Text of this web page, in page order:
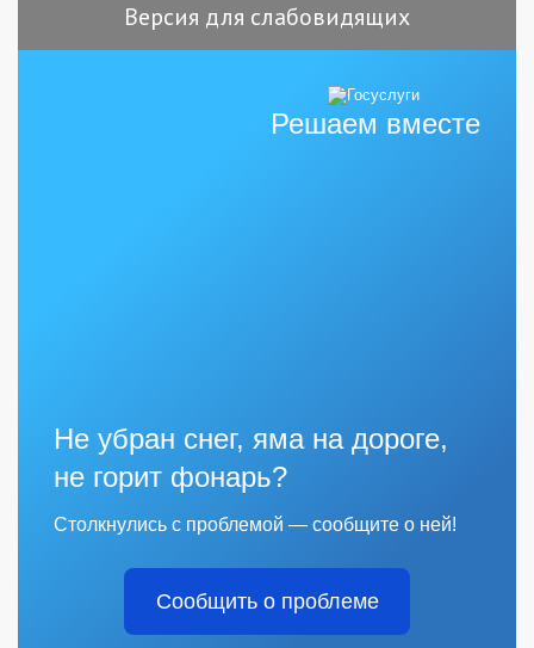
Версия для слабовидящих
Решаем вместе
Не убран снег, яма на дороге,
не горит фонарь?
Столкнулись с проблемой — сообщите о ней!
Сообщить о проблеме